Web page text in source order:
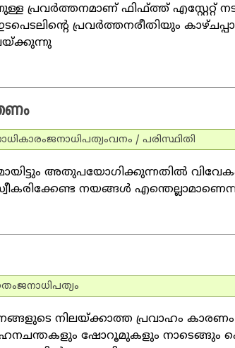
പ്രവര്‍ത്തനമാണ് ഫിഫ്ത്ത് എസ്റ്റേറ്റ്
പ്രവര്‍ത്തനരീതിയും
ജനാധിപത്യംവനം / പരിസ്ഥിതി
അതുപയോഗിക്കുന്നതില്‍
നയങ്ങള്‍
ജനാധിപത്യം
നിലയ്ക്കാത്ത പ്രവാഹം
ഷോറൂമുകളും നാടെങ്ങും